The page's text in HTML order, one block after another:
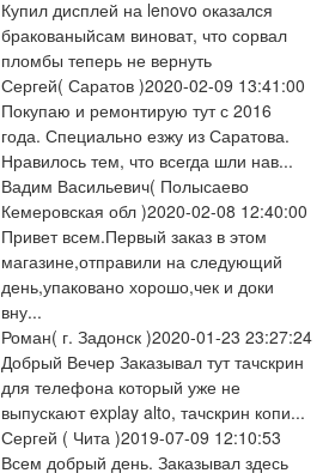
Купил дисплей на lenovo оказался
бракованыйсам виноват, что сорвал
пломбы теперь не вернуть
Сергей( Саратов )2020-02-09 13:41:00
Покупаю и ремонтирую тут с 2016
года. Специально езжу из Саратова.
Нравилось тем, что всегда шли нав...
Вадим Васильевич( Полысаево
Кемеровская обл )2020-02-08 12:40:00
Привет всем.Первый заказ в этом
магазине,отправили на следующий
день,упаковано хорошо,чек и доки
вну...
Роман( г. Задонск )2020-01-23 23:27:24
Добрый Вечер Заказывал тут тачскрин
для телефона который уже не
выпускают explay alto, тачскрин копи...
Сергей ( Чита )2019-07-09 12:10:53
Всем добрый день. Заказывал здесь